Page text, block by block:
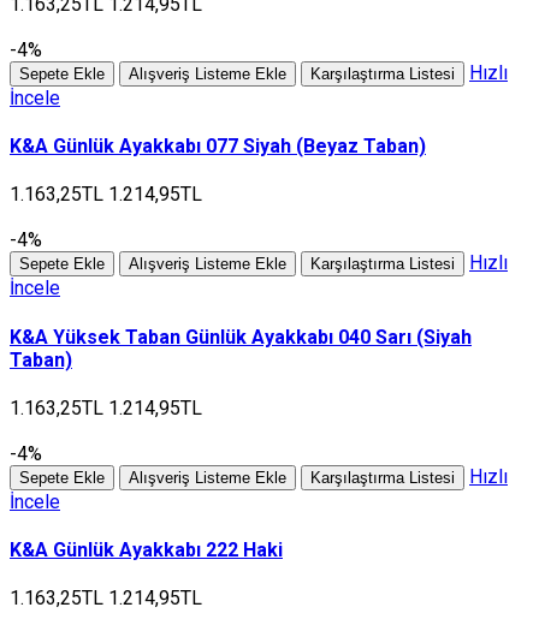
-4%
Sepete Ekle Alışveriş Listeme Ekle Karşılaştırma Listesi
Hızlı
İncele
K&A Günlük Ayakkabı 077 Siyah (Beyaz Taban)
1.163,25TL 1.214,95TL
-4%
Sepete Ekle Alışveriş Listeme Ekle Karşılaştırma Listesi
Hızlı
İncele
K&A Yüksek Taban Günlük Ayakkabı 040 Sarı (Siyah
Taban)
1.163,25TL 1.214,95TL
-4%
Sepete Ekle Alışveriş Listeme Ekle Karşılaştırma Listesi
Hızlı
İncele
K&A Günlük Ayakkabı 222 Haki
1.163,25TL 1.214,95TL